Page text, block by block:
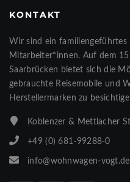
KONTAKT
Wir sind ein
Mitarbeiter*innen. Auf dem
Saarbrücken bietet sich die
gebrauchte Reisemobile und
Herstellermarken zu
Koblenzer & Mettlacher
+49 (0) 681-99288-0
info@wohnwagen-vogt.de